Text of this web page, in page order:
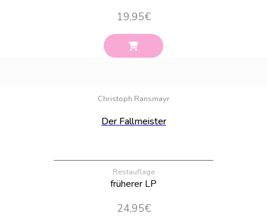
19,95€
Christoph Ransmayr
Der Fallmeister
Restauflage
früherer LP
24,95€